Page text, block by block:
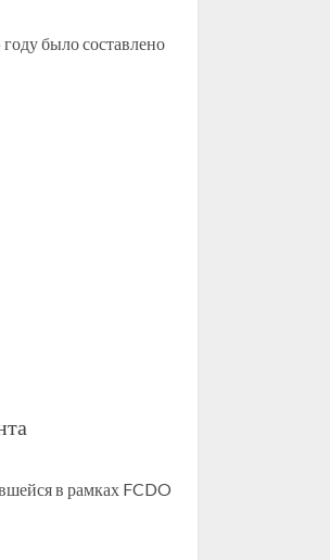
было составлено
в рамках FCDO